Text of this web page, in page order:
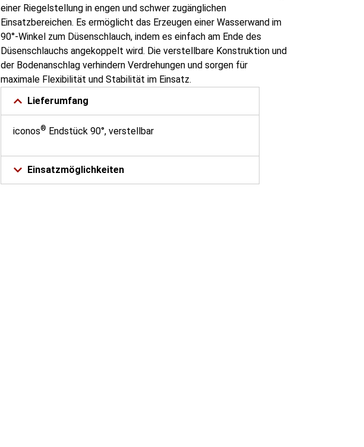
einer Riegelstellung in engen und schwer zugänglichen
Einsatzbereichen. Es ermöglicht das Erzeugen einer Wasserwand im
90°-Winkel zum Düsenschlauch, indem es einfach am Ende des
Düsenschlauchs angekoppelt wird. Die verstellbare Konstruktion und
der Bodenanschlag verhindern Verdrehungen und sorgen für
maximale Flexibilität und Stabilität im Einsatz.
Lieferumfang
iconos® Endstück 90°, verstellbar
Einsatzmöglichkeiten